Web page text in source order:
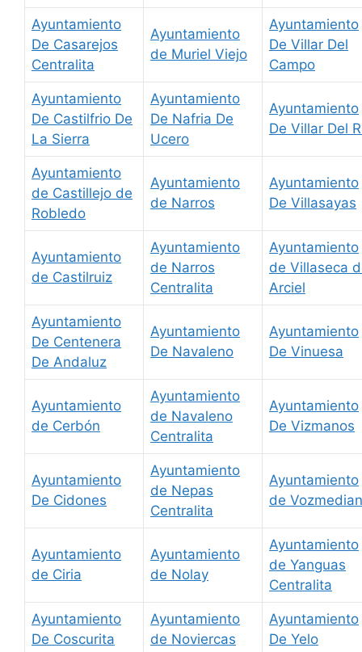
Ayuntamiento
De Casarejos
Centralita
Ayuntamiento
de Muriel Viejo
Ayuntamiento
De Villar Del
Campo
Ayuntamiento
De Castilfrio De
La Sierra
Ayuntamiento
De Nafria De
Ucero
Ayuntamiento
De Villar Del
Ayuntamiento
de Castillejo de
Robledo
Ayuntamiento
de Narros
Ayuntamiento
De Villasayas
Ayuntamiento
de Castilruiz
Ayuntamiento
de Narros
Centralita
Ayuntamiento
de Villaseca
Arciel
Ayuntamiento
De Centenera
De Andaluz
Ayuntamiento
De Navaleno
Ayuntamiento
De Vinuesa
Ayuntamiento
de Cerbón
Ayuntamiento
de Navaleno
Centralita
Ayuntamiento
De Vizmanos
Ayuntamiento
De Cidones
Ayuntamiento
de Nepas
Centralita
Ayuntamiento
de
Ayuntamiento
de Ciria
Ayuntamiento
de Nolay
Ayuntamiento
de Yanguas
Centralita
Ayuntamiento
De Coscurita
Ayuntamiento
de Noviercas
Ayuntamiento
De Yelo